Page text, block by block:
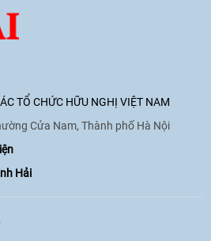
Lào dành ưu tiên hàng đầu cho
hệ với Việt Nam
Doanh nghiệp Hoa Kỳ hỗ trợ
Nam xác định danh tính người mất
TỔ CHỨC HỮU NGHỊ VIỆT NAM
Cửa Nam, Thành phố Hà Nội
Hải